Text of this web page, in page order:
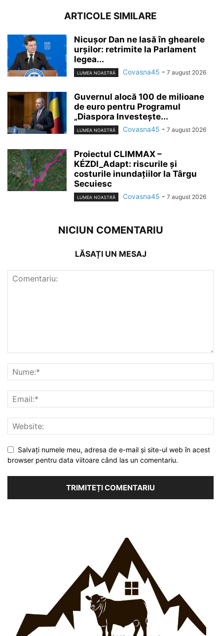
ARTICOLE SIMILARE
Nicușor Dan ne lasă în ghearele
urșilor: retrimite la Parlament
legea...
LUMEA NOASTRĂ Covasna45 - 7 august 2026
Guvernul alocă 100 de milioane
de euro pentru Programul
„Diaspora Investește...
LUMEA NOASTRĂ Covasna45 - 7 august 2026
Proiectul CLIMMAX –
KÉZDI_Adapt: riscurile și
costurile inundațiilor la Târgu
Secuiesc
LUMEA NOASTRĂ Covasna45 - 7 august 2026
NICIUN COMENTARIU
LĂSAȚI UN MESAJ
Salvați numele meu, adresa de e-mail și site-ul web în acest
browser pentru data viitoare când las un comentariu.